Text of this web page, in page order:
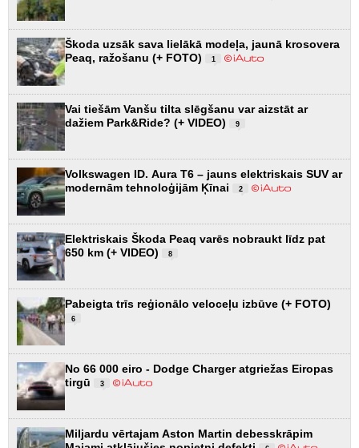
Škoda uzsāk sava lielākā modeļa, jaunā krosovera
Peaq, ražošanu (+ FOTO)
1
Vai tiešām Vanšu tilta slēgšanu var aizstāt ar
dažiem Park&Ride? (+ VIDEO)
9
Volkswagen ID. Aura T6 – jauns elektriskais SUV ar
modernām tehnoloģijām Ķīnai
2
Elektriskais Škoda Peaq varēs nobraukt līdz pat
650 km (+ VIDEO)
8
Pabeigta trīs reģionālo veloceļu izbūve (+ FOTO)
6
No 66 000 eiro - Dodge Charger atgriežas Eiropas
tirgū
3
Miljardu vērtajam Aston Martin debesskrāpim